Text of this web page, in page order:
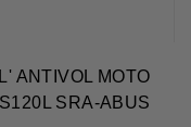
ANTIVOL MOTO
SRA-ABUS